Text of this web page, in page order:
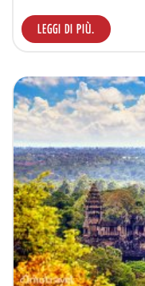
LEGGI DI PIÙ.